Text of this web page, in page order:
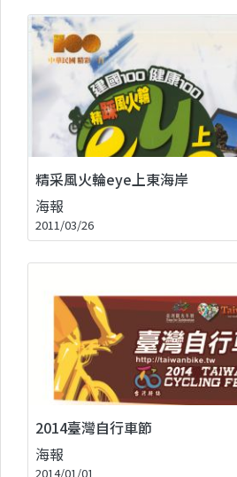
精采風火輪eye上東海岸
海報
2011/03/26
2014臺灣自行車節
海報
2014/01/01